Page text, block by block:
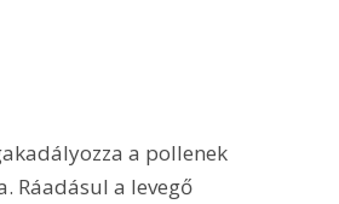
a pollenek
Ráadásul a levegő